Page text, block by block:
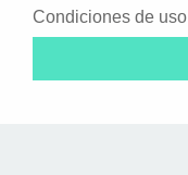
Condiciones de uso